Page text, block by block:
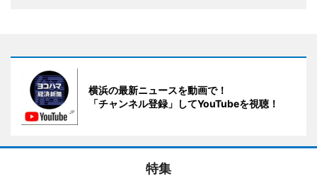
横浜の最新ニュースを動画で！
「チャンネル登録」してYouTubeを視聴！
特集